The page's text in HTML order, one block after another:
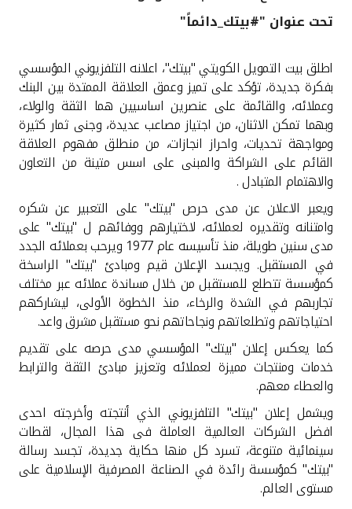
القنوات المصرفية
أدوات وخدمات
خدمات ما بعد البيع
اتصل بنا
مواقع الفروع وأجهزة الصرف الآلي
ألمانيا
ماليزيا
تركيا
مصر
المملكة المتحدة
مملكة البحرين
تحت عنوان "#بيتك_دائماً"
اطلق بيت التمويل الكويتي "بيتك"، اعلانه التلفزيوني المؤسسي
بفكرة جديدة، تؤكد على تميز وعمق العلاقة الممتدة بين البنك
وعملائه، والقائمة على عنصرين اساسيين هما الثقة والولاء،
وبهما تمكن الاثنان، من اجتياز مصاعب عديدة، وجنى ثمار كثيرة
ومواجهة تحديات، واحراز انجازات، من منطلق مفهوم العلاقة
القائم على الشراكة والمبنى على اسس متينة من التعاون
والاهتمام المتبادل.
ويعبر الاعلان عن مدى حرص "بيتك" على التعبير عن شكره
وامتنانه وتقديره لعملائه، لاختيارهم ووفائهم ل "بيتك" على
مدى سنين طويلة، منذ تأسيسه عام 1977 ويرحب بعملائه الجدد
في المستقبل. ويجسد الإعلان قيم ومبادئ "بيتك" الراسخة
كمؤسسة تتطلع للمستقبل من خلال مساندة عملائه عبر مختلف
تجاربهم في الشدة والرخاء، منذ الخطوة الأولى، ليشاركهم
احتياجاتهم وتطلعاتهم ونجاحاتهم نحو مستقبل مشرق واعد.
كما يعكس إعلان "بيتك" المؤسسي مدى حرصه على تقديم
خدمات ومنتجات مميزة لعملائه وتعزيز مبادئ الثقة والترابط
والعطاء معهم.
ويشمل إعلان "بيتك" التلفزيوني الذي أنتجته وأخرجته احدى
افضل الشركات العالمية العاملة فى هذا المجال، لقطات
سينمائية متنوعة، تسرد كل منها حكاية جديدة، تجسد رسالة
"بيتك" كمؤسسة رائدة في الصناعة المصرفية الإسلامية على
مستوى العالم.